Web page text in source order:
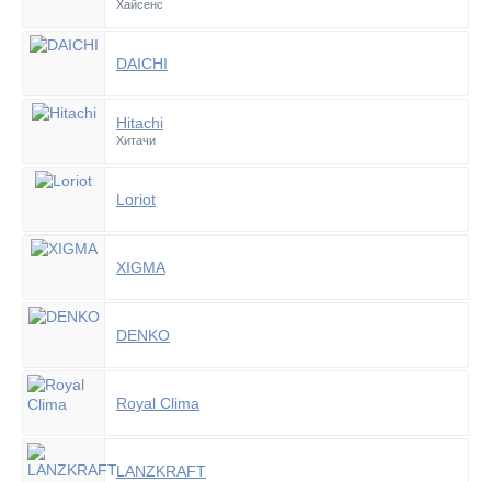
Хайсенс
DAICHI
Hitachi
Хитачи
Loriot
XIGMA
DENKO
Royal Clima
LANZKRAFT